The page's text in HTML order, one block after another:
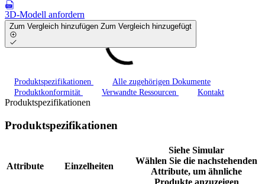
3D-Modell anfordern
Zum Vergleich hinzufügen Zum Vergleich hinzugefügt
Produktspezifikationen
Alle zugehörigen Dokumente
Produktkonformität
Verwandte Ressourcen Kontakt
Produktspezifikationen
Produktspezifikationen
Attribute Einzelheiten
Siehe Simular
Wählen Sie die nachstehenden
Attribute, um ähnliche
Produkte anzuzeigen